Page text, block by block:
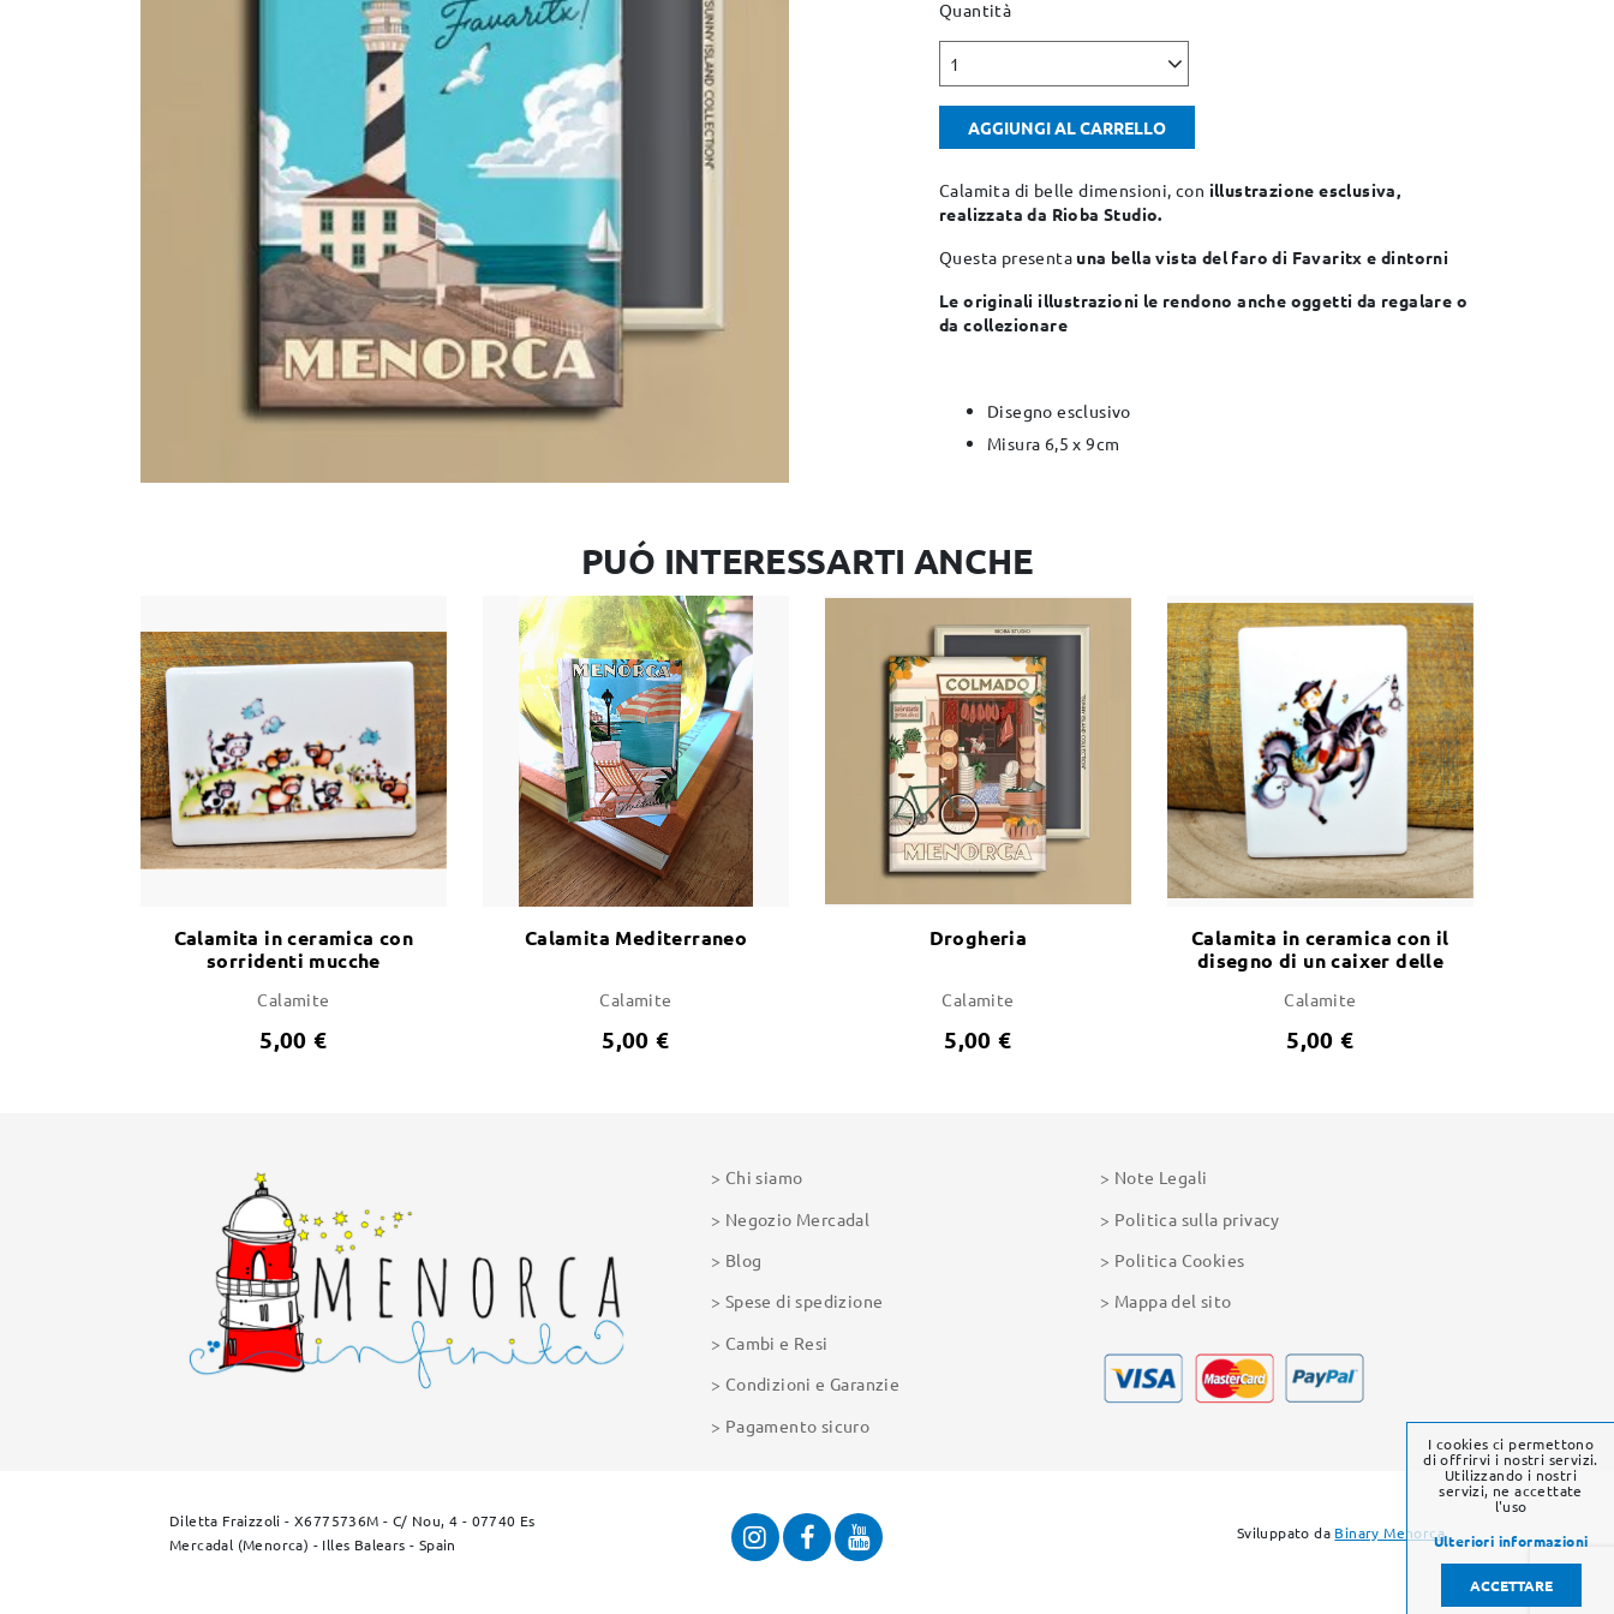
Quantità
1
AGGIUNGI AL CARRELLO
Calamita di belle dimensioni, con illustrazione esclusiva,
realizzata da Rioba Studio.
Questa presenta una bella vista del faro di Favaritx e dintorni
Le originali illustrazioni le rendono anche oggetti da regalare o
da collezionare
Disegno esclusivo
Misura 6,5 x 9cm
PUÓ INTERESSARTI ANCHE
Calamita in ceramica con
sorridenti mucche
Calamite
5,00 €
Calamita Mediterraneo
Calamite
5,00 €
Drogheria
Calamite
5,00 €
Calamita in ceramica con il
disegno di un caixer delle
Calamite
5,00 €
Chi siamo
Negozio Mercadal
Blog
Spese di spedizione
Cambi e Resi
Condizioni e Garanzie
Pagamento sicuro
Note Legali
Politica sulla privacy
Politica Cookies
Mappa del sito
Diletta Fraizzoli - X6775736M - C/ Nou, 4 - 07740 Es
Mercadal (Menorca) - Illes Balears - Spain
Sviluppato da Binary Menorca
I cookies ci permettono
di offrirvi i nostri servizi.
Utilizzando i nostri
servizi, ne accettate
l'uso
Ulteriori informazioni
ACCETTARE